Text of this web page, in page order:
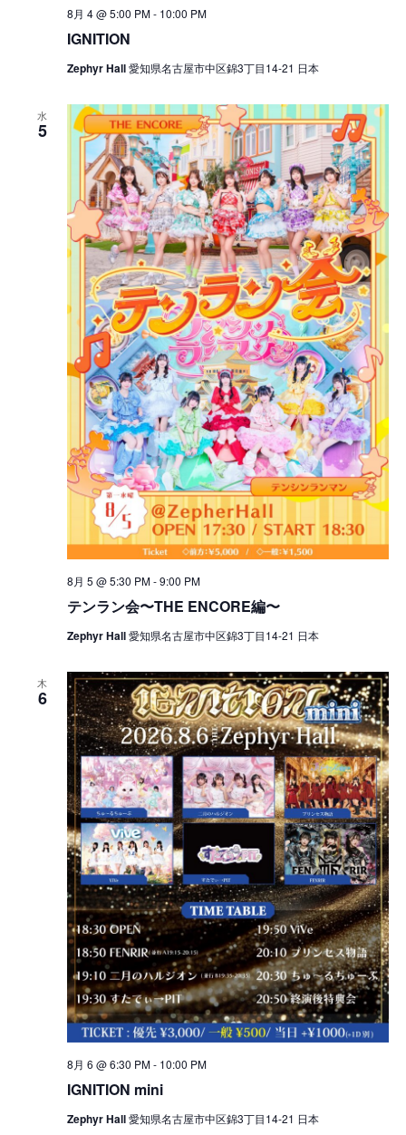
IGNITION
8月 4 @ 5:00 PM- 10:00 PM
Zephyr Hall愛知県名古屋市中区錦3丁目14-21 日本
水
5
テンラン会〜THE ENCORE編〜
8月 5 @ 5:30 PM-9:00 PM
Zephyr Hall愛知県名古屋市中区錦3丁目14-21 日本
木
6
IGNITION mini
8月 6 @ 6:30 PM- 10:00 PM
Zephyr Hall愛知県名古屋市中区錦3丁目14-21 日本